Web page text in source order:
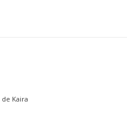
de Kaira